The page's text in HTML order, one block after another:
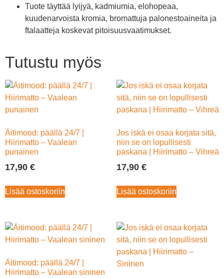
Tuote täyttää lyijyä, kadmiumia, elohopeaa,
kuudenarvoista kromia, bromattuja palonestoaineita ja
ftalaatteja koskevat pitoisuusvaatimukset.
Tutustu myös
Äitimood: päällä 24/7 |
Hiirimatto – Vaalean
punainen
17,90 €
Lisää ostoskoriin
Jos iskä ei osaa korjata sitä,
niin se on lopullisesti
paskana | Hiirimatto – Vihreä
17,90 €
Lisää ostoskoriin
Äitimood: päällä 24/7 |
Hiirimatto – Vaalean sininen